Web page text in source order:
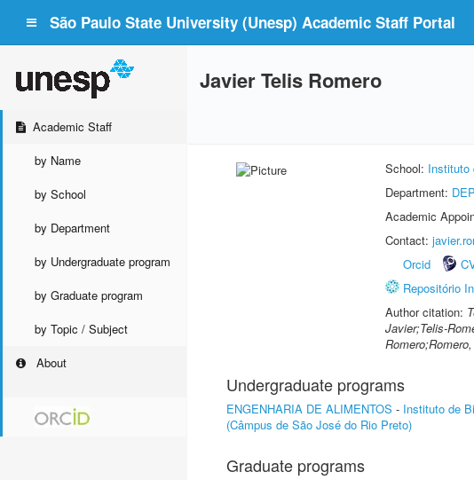
São Paulo State University (Unesp) Academic Staff Portal
Academic Staff
by Name
by School
by Department
by Undergraduate program
by Graduate program
by Topic / Subject
About
Javier Telis Romero
School: Instituto
Department:
Academic
Contact:
Orcid
Repositório
Author citation:
Javier;Telis-
Undergraduate programs
ENGENHARIA DE ALIMENTOS - Instituto de
(Câmpus de São José do Rio Preto)
Graduate programs